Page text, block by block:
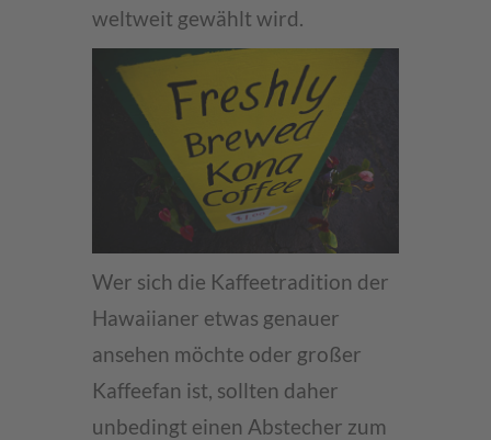
weltweit gewählt wird.
Wer sich die Kaffeetradition der
Hawaiianer etwas genauer
ansehen möchte oder großer
Kaffeefan ist, sollten daher
unbedingt einen Abstecher zum